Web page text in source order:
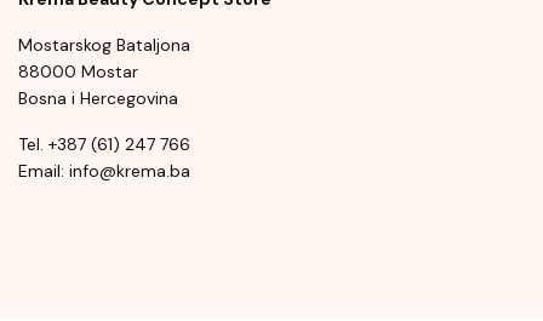
Mostarskog Bataljona
88000 Mostar
Bosna i Hercegovina
Tel. +387 (61) 247 766
Email: info@krema.ba